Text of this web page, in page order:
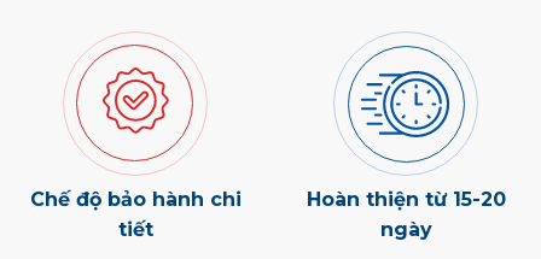
Chế độ bảo hành chi
tiết
Hoàn thiện từ 15-20
ngày